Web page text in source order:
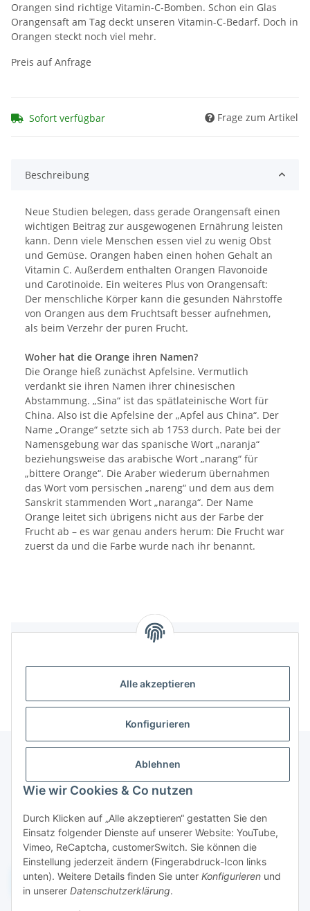
Alle akzeptieren
Konfigurieren
Ablehnen
Wie wir Cookies & Co nutzen
Durch Klicken auf „Alle akzeptieren“ gestatten Sie den
Einsatz folgender Dienste auf unserer Website: YouTube,
Vimeo, ReCaptcha, customerSwitch. Sie können die
Einstellung jederzeit ändern (Fingerabdruck-Icon links
unten). Weitere Details finden Sie unter Konfigurieren und
in unserer Datenschutzerklärung.
Orangen sind richtige Vitamin-C-Bomben. Schon ein Glas
Orangensaft am Tag deckt unseren Vitamin-C-Bedarf. Doch in
Orangen steckt noch viel mehr.
Preis auf Anfrage
Sofort verfügbar Frage zum Artikel
Beschreibung
Neue Studien belegen, dass gerade Orangensaft einen
wichtigen Beitrag zur ausgewogenen Ernährung leisten
kann. Denn viele Menschen essen viel zu wenig Obst
und Gemüse. Orangen haben einen hohen Gehalt an
Vitamin C. Außerdem enthalten Orangen Flavonoide
und Carotinoide. Ein weiteres Plus von Orangensaft:
Der menschliche Körper kann die gesunden Nährstoffe
von Orangen aus dem Fruchtsaft besser aufnehmen,
als beim Verzehr der puren Frucht.
Woher hat die Orange ihren Namen?
Die Orange hieß zunächst Apfelsine. Vermutlich
verdankt sie ihren Namen ihrer chinesischen
Abstammung. „Sina“ ist das spätlateinische Wort für
China. Also ist die Apfelsine der „Apfel aus China“. Der
Name „Orange“ setzte sich ab 1753 durch. Pate bei der
Namensgebung war das spanische Wort „naranja“
beziehungsweise das arabische Wort „narang“ für
„bittere Orange“. Die Araber wiederum übernahmen
das Wort vom persischen „nareng“ und dem aus dem
Sanskrit stammenden Wort „naranga“. Der Name
Orange leitet sich übrigens nicht aus der Farbe der
Frucht ab – es war genau anders herum: Die Frucht war
zuerst da und die Farbe wurde nach ihr benannt.
Informationen
Gesetzliche Informationen
Widerruf einreichen